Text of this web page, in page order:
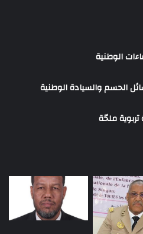
الوطنية
الحسم والسيادة الوطنية
ملحّة